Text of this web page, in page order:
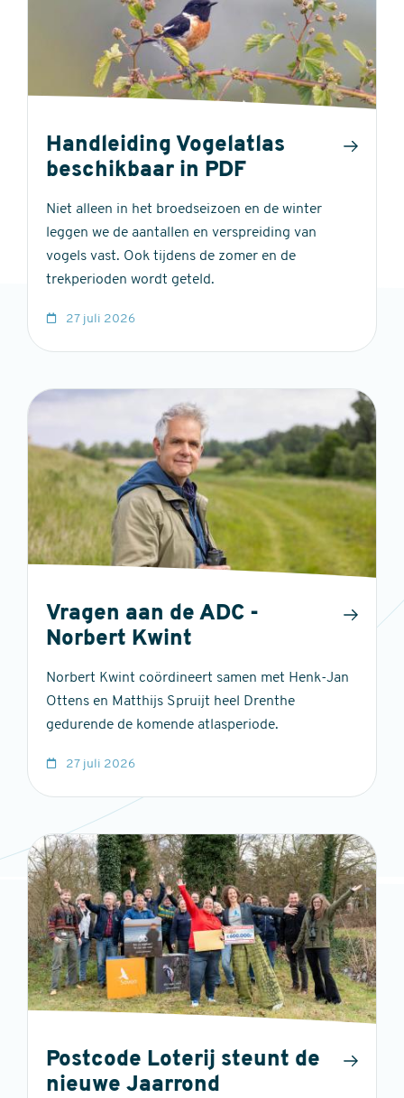
Handleiding Vogelatlas
beschikbaar in PDF
Niet alleen in het broedseizoen en de winter
leggen we de aantallen en verspreiding van
vogels vast. Ook tijdens de zomer en de
trekperioden wordt geteld.
27 juli 2026
Vragen aan de ADC -
Norbert Kwint
Norbert Kwint coördineert samen met Henk-Jan
Ottens en Matthijs Spruijt heel Drenthe
gedurende de komende atlasperiode.
27 juli 2026
Postcode Loterij steunt de
nieuwe Jaarrond